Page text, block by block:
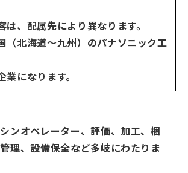
は、配属先により異なります。
（北海道～九州）のパナソニック工
になります。
ンオペレーター、評価、加工、梱
理、設備保全など多岐にわたりま